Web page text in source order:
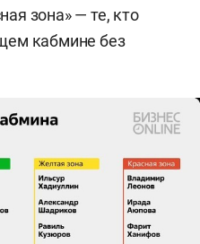
зона» — те, кто
кабмине без